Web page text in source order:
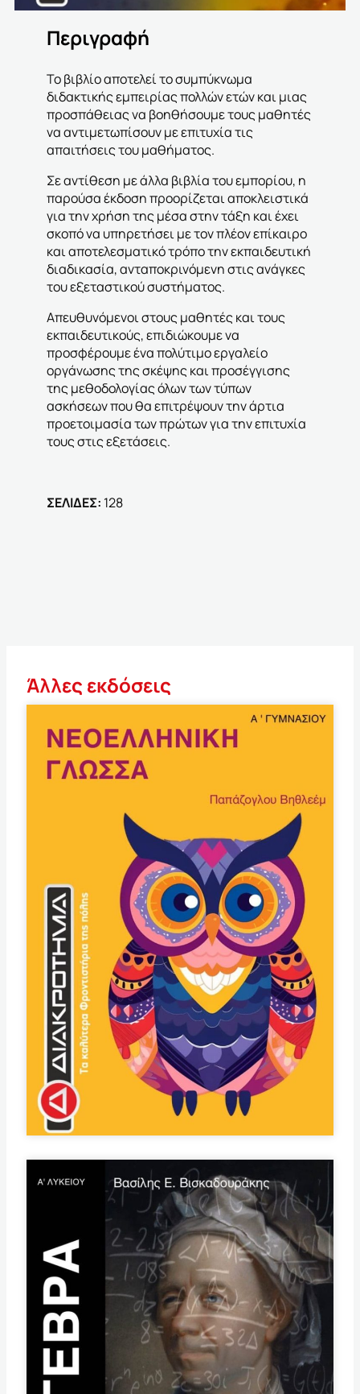
Περιγραφή
Το βιβλίο αποτελεί το συμπύκνωμα
διδακτικής εμπειρίας πολλών ετών και μιας
προσπάθειας να βοηθήσουμε τους μαθητές
να αντιμετωπίσουν με επιτυχία τις
απαιτήσεις του μαθήματος.
Σε αντίθεση με άλλα βιβλία του εμπορίου, η
παρούσα έκδοση προορίζεται αποκλειστικά
για την χρήση της μέσα στην τάξη και έχει
σκοπό να υπηρετήσει με τον πλέον επίκαιρο
και αποτελεσματικό τρόπο την εκπαιδευτική
διαδικασία, ανταποκρινόμενη στις ανάγκες
του εξεταστικού συστήματος.
Απευθυνόμενοι στους μαθητές και τους
εκπαιδευτικούς, επιδιώκουμε να
προσφέρουμε ένα πολύτιμο εργαλείο
οργάνωσης της σκέψης και προσέγγισης
της μεθοδολογίας όλων των τύπων
ασκήσεων που θα επιτρέψουν την άρτια
προετοιμασία των πρώτων για την επιτυχία
τους στις εξετάσεις.
ΣΕΛΙΔΕΣ: 128
Άλλες εκδόσεις